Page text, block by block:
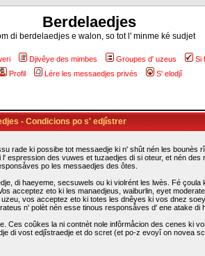
Berdelaedjes
di berdelaedjes e walon, so tot l' minme ké sudjet
Djivêye des mimbes Groupes d' uzeus
Si
Profil
Lére les messaedjes privés S' elodjî
- Condicions po s' edjîstrer
rade ki possibe tot messaedje ki n' shût nén les bounès
des vuwes et tuzaedjes di si oteur, et nén
po les messaedjes des ôtes.
di haeyeme, secsuwels ou ki violrént les lwès. Fé
acceptez eto ki les manaedjeus, waiburlin, eyet
vos acceptez eto ki totes les dnêyes ki vos dnez
n' polèt nén esse tinous responsåves d' ene atake
coûkes la ni contnèt nole infôrmåcion des cenes ki
di vost edjîstraedje et do scret (et po-z evoyî on novea